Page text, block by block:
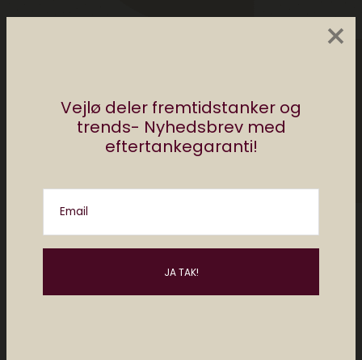
Vejlø deler fremtidstanker og
trends- Nyhedsbrev med
eftertankegaranti!
Email
×
Ny service holder afdøde i live på nettet
arbejder på at opnå digital udødelighed
gennem AI
digital arv og testamenter: